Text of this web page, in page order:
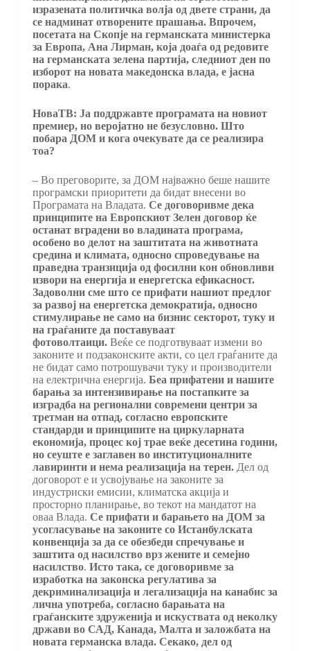
изразената политичка волја од двете страни, да
се надминат отворените прашања. Впрочем,
посетата на Скопје на германската министерка
за Европа, Ана Лирман, која доаѓа од редовите
на германската зелена партија, следниот ден по
изборот на новата македонска влада, е јасна
порака.
НоваТВ: Ја поддржавте програмата на новиот
премиер, но веројатно не безусловно. Што
побара ДОМ и кога очекувате да се реализира
тоа?
– Во преговорите, за ДОМ најважно беше нашите
програмски приоритети да бидат внесени во
Програмата на Владата. Се договоривме дека
принципите на Европскиот Зелен договор ќе
останат вградени во владината програма,
особено во делот на заштитата на животната
средина и климата, односно спроведување на
праведна транзиција од фосилни кон обновливи
извори на енергија и енергетска ефикасност.
Задоволни сме што се прифати нашиот предлог
за развој на енергетска демократија, односно
стимулирање не само на бизнис секторот, туку и
на граѓаните да поставуваат
фотоволтаици.Веќе се подготвуваат измени во
законите и подзаконските акти, со цел граѓаните да
не бидат само потрошувачи туку и производители
на електрична енергија. Беа прифатени и нашите
барања за интензивирање на постапките за
изградба на регионални современи центри за
третман на отпад, согласно европските
стандарди и принципите на циркуларната
економија, процес кој трае веќе десетина години,
но сеуште е заглавен во институционалните
лавиринти и нема реализација на терен.Дел од
договорот е и усвојување на законите за
индустриски емисии, климатска акција и
просторно планирање, во текот на мандатот на
оваа Влада. Се прифати и барањето на ДОМ за
усогласување на законите со Истанбулската
конвенција за да се обезбеди спречување и
заштита од насилство врз жените и семејно
насилство. Исто така, се договоривме за
изработка на законска регулатива за
декриминализација и легализација на канабис за
лична употреба, согласно барањата на
граѓанските здруженија и искуствата од неколку
држави во САД, Канада, Малта и заложбата на
новата германска влада. Секако, дел од